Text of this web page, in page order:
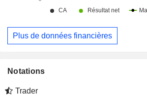
Plus de données financières
Notations
Trader